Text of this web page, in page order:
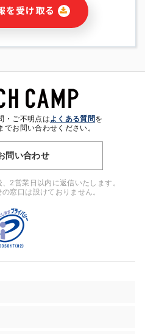
関連する情報(当社及び第三者の
・宣伝を含みますが、それらに
識別できない形式に加工した統
人への連絡及び配信について
の情報をサービス内で使用する
により、本サービスの他の利用
。
的の範囲に限って個人情報を外
の適正管理・機密保持について
知、開示、内容の訂正・追加・
を受け取る
・ご不明点はよくある質問を
お問い合わせください。
問い合わせ
2営業日以内に返信いたします。
窓口は設けておりません。